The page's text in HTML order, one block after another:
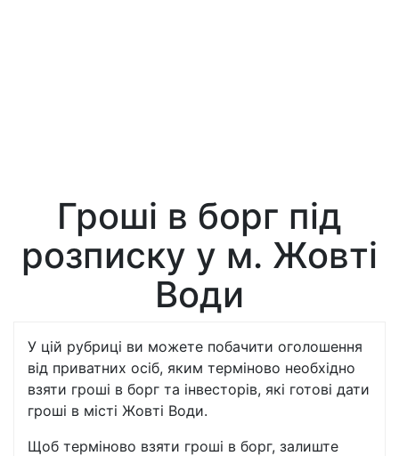
Гроші в борг під
розписку у м. Жовті
Води
У цій рубриці ви можете побачити оголошення
від приватних осіб, яким терміново необхідно
взяти гроші в борг та інвесторів, які готові дати
гроші в місті Жовті Води.
Щоб терміново взяти гроші в борг, залиште